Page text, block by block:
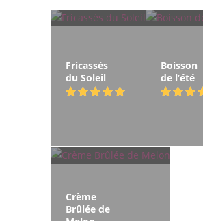
Fricassés
du Soleil
Boisson
de l’été
Crème
Brûlée de